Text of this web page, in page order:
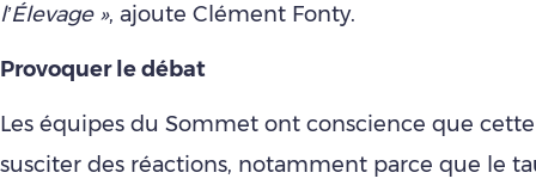
l’Élevage », ajoute Clément Fonty.
Provoquer le débat
Les équipes du Sommet ont conscience que
susciter des réactions, notamment parce que le